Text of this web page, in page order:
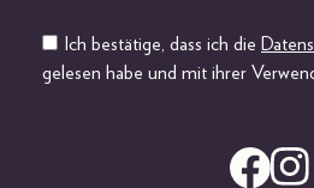
Ich bestätige, dass ich die
gelesen habe und mit ihrer